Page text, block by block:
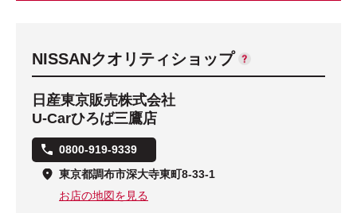
NISSANクオリティショップ
日産東京販売株式会社
U-Carひろば三鷹店
0800-919-9339
東京都調布市深大寺東町8-33-1
お店の地図を見る